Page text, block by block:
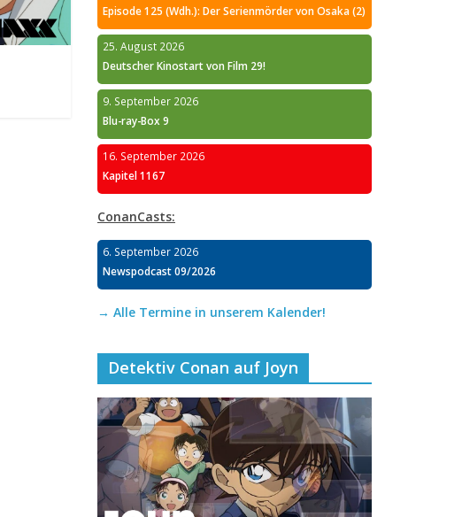
Episode 125 (Wdh.): Der Serienmörder von Osaka (2)
25. August 2026
Deutscher Kinostart von Film 29!
9. September 2026
Blu-ray-Box 9
16. September 2026
Kapitel 1167
ConanCasts:
6. September 2026
Newspodcast 09/2026
→ Alle Termine in unserem Kalender!
Detektiv Conan auf Joyn